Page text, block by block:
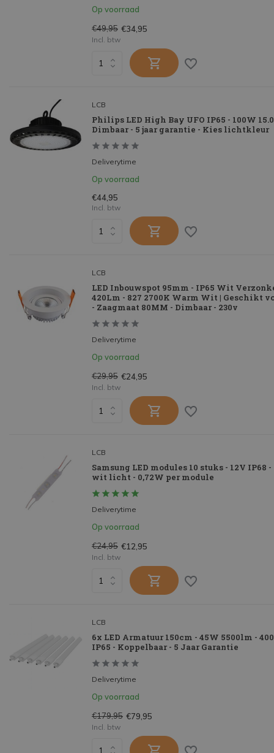
Op voorraad
€49,95 €34,95
Incl. btw
LCB
Philips LED High Bay UFO IP65 - 100W
Dimbaar - 5 jaar garantie - Kies lichtkleur
Deliverytime
Op voorraad
€44,95
Incl. btw
LCB
LED Inbouwspot 95mm - IP65 Wit
420Lm - 827 2700K Warm Wit | Geschikt
- Zaagmaat 80MM - Dimbaar - 230v
Deliverytime
Op voorraad
€29,95 €24,95
Incl. btw
LCB
Samsung LED modules 10 stuks - 12V IP68
wit licht - 0,72W per module
Deliverytime
Op voorraad
€24,95 €12,95
Incl. btw
LCB
6x LED Armatuur 150cm - 45W 5500lm -
IP65 - Koppelbaar - 5 Jaar Garantie
Deliverytime
Op voorraad
€179,95 €79,95
Incl. btw